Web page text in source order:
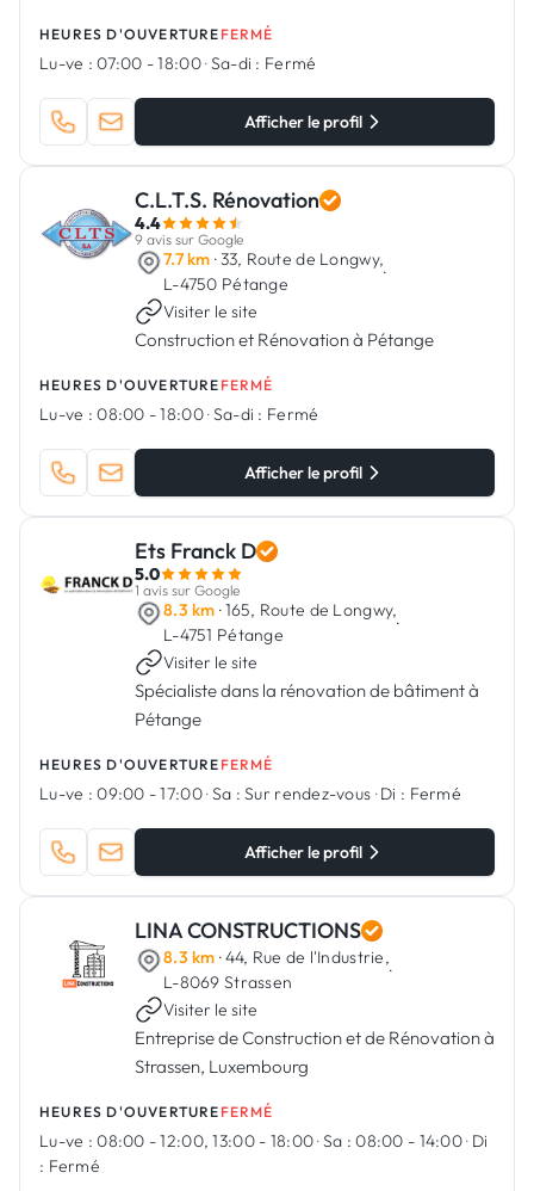
HEURES D'OUVERTURE FERMÉ
Lu-ve : 07:00 - 18:00·Sa-di : Fermé
Afficher le profil
C.L.T.S. Rénovation
4.4
9 avis sur Google
7.7 km · 33, Route de Longwy,
L-4750 Pétange
·
Visiter le site
Construction et Rénovation à Pétange
HEURES D'OUVERTURE FERMÉ
Lu-ve : 08:00 - 18:00·Sa-di : Fermé
Afficher le profil
Ets Franck D
5.0
1 avis sur Google
8.3 km · 165, Route de Longwy,
L-4751 Pétange
·
Visiter le site
Spécialiste dans la rénovation de bâtiment à
Pétange
HEURES D'OUVERTURE FERMÉ
Lu-ve : 09:00 - 17:00·Sa : Sur rendez-vous ·Di : Fermé
Afficher le profil
LINA CONSTRUCTIONS
8.3 km · 44, Rue de l'Industrie,
L-8069 Strassen
·
Visiter le site
Entreprise de Construction et de Rénovation à
Strassen, Luxembourg
HEURES D'OUVERTURE FERMÉ
Lu-ve : 08:00 - 12:00, 13:00 - 18:00·Sa : 08:00 - 14:00· Di
: Fermé